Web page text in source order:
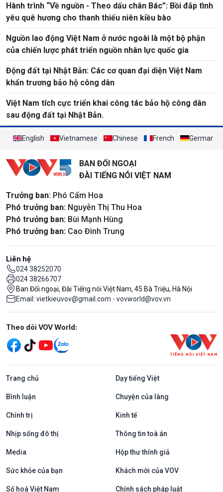
Hành trình “Về nguồn - Theo dấu chân Bác”: Bồi đắp tình
yêu quê hương cho thanh thiếu niên kiều bào
Nguồn lao động Việt Nam ở nước ngoài là một bộ phận
của chiến lược phát triển nguồn nhân lực quốc gia
Động đất tại Nhật Bản: Các cơ quan đại diện Việt Nam
khẩn trương bảo hộ công dân
Việt Nam tích cực triển khai công tác bảo hộ công dân
sau động đất tại Nhật Bản.
English Vietnamese Chinese French German
BAN ĐỐI NGOẠI
ĐÀI TIẾNG NÓI VIỆT NAM
Trưởng ban: Phó Cẩm Hoa
Phó trưởng ban: Nguyễn Thị Thu Hoa
Phó trưởng ban: Bùi Mạnh Hùng
Phó trưởng ban: Cao Đình Trung
Liên hệ
024 38252070
024 38266707
Ban Đối ngoại, Đài Tiếng nói Việt Nam, 45 Bà Triệu, Hà Nội
Email: vietkieuvov@gmail.com - vovworld@vov.vn
Mạng xã hội
Theo dõi VOV World:
Trang chủ Dạy tiếng Việt
Bình luận Chuyện của làng
Chính trị Kinh tế
Nhịp sống đô thị Thông tin toà án
Media Hộp thư thính giả
Sức khỏe của bạn Khách mời của VOV
Số hoá Việt Nam Chính sách pháp luật